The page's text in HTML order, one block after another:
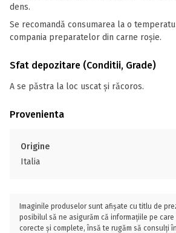
dens.
Se recomandă consumarea la o
compania preparatelor din carne roșie.
Sfat depozitare (Conditii, Grade)
A se păstra la loc uscat și răcoros.
Provenienta
Origine
Italia
Imaginile produselor sunt afișate cu titlu de
posibilul să ne asigurăm că informațiile pe
corecte și complete, însă te rugăm să consulți